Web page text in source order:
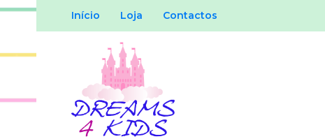
Início Loja Contactos